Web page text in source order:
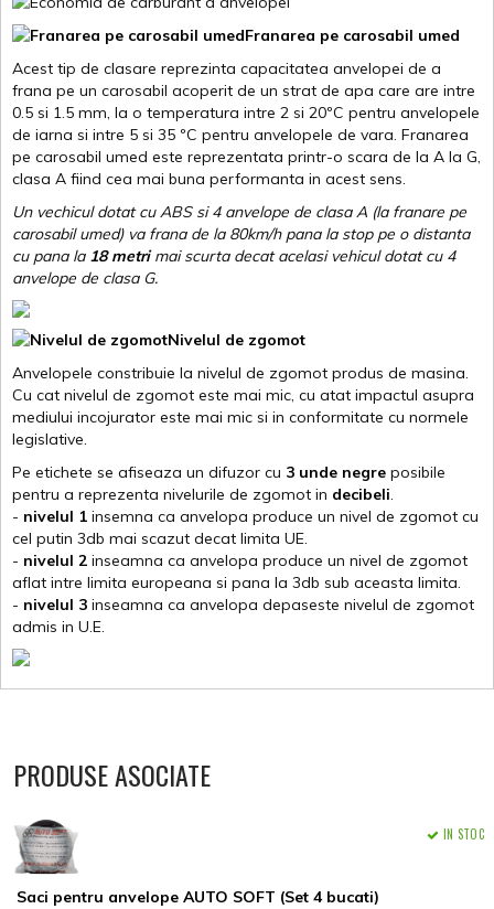
Franarea pe carosabil umed
Acest tip de clasare reprezinta capacitatea anvelopei de a
frana pe un carosabil acoperit de un strat de apa care are intre
0.5 si 1.5 mm, la o temperatura intre 2 si 20ºC pentru anvelopele
de iarna si intre 5 si 35 ºC pentru anvelopele de vara. Franarea
pe carosabil umed este reprezentata printr-o scara de la A la G,
clasa A fiind cea mai buna performanta in acest sens.
Un vechicul dotat cu ABS si 4 anvelope de clasa A (la franare pe
carosabil umed) va frana de la 80km/h pana la stop pe o distanta
cu pana la 18 metrimai scurta decat acelasi vehicul dotat cu 4
anvelope de clasa G.
Nivelul de zgomot
Anvelopele constribuie la nivelul de zgomot produs de masina.
Cu cat nivelul de zgomot este mai mic, cu atat impactul asupra
mediului incojurator este mai mic si in conformitate cu normele
legislative.
Pe etichete se afiseaza un difuzor cu 3 unde negre posibile
pentru a reprezenta nivelurile de zgomot in decibeli.
- nivelul 1 insemna ca anvelopa produce un nivel de zgomot cu
cel putin 3db mai scazut decat limita UE.
- nivelul 2 inseamna ca anvelopa produce un nivel de zgomot
aflat intre limita europeana si pana la 3db sub aceasta limita.
- nivelul 3 inseamna ca anvelopa depaseste nivelul de zgomot
admis in U.E.
PRODUSE ASOCIATE
Saci pentru anvelope AUTO SOFT (Set 4 bucati)
IN STOC